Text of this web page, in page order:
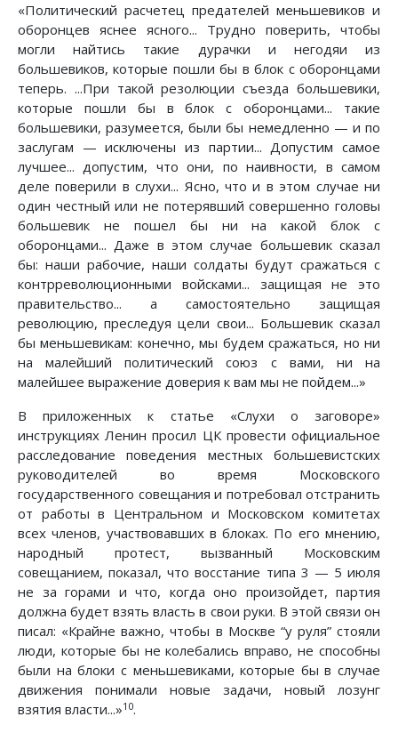
«Политический расчетец предателей меньшевиков и
оборонцев яснее ясного... Трудно поверить, чтобы
могли найтись такие дурачки и негодяи из
большевиков, которые пошли бы в блок с оборонцами
теперь. ...При такой резолюции съезда большевики,
которые пошли бы в блок с оборонцами... такие
большевики, разумеется, были бы немедленно — и по
заслугам — исключены из партии... Допустим самое
лучшее... допустим, что они, по наивности, в самом
деле поверили в слухи... Ясно, что и в этом случае ни
один честный или не потерявший совершенно головы
большевик не пошел бы ни на какой блок с
оборонцами... Даже в этом случае большевик сказал
бы: наши рабочие, наши солдаты будут сражаться с
контрреволюционными войсками... защищая не это
правительство... а самостоятельно защищая
революцию, преследуя цели свои... Большевик сказал
бы меньшевикам: конечно, мы будем сражаться, но ни
на малейший политический союз с вами, ни на
малейшее выражение доверия к вам мы не пойдем...»
В приложенных к статье «Слухи о заговоре»
инструкциях Ленин просил ЦК провести официальное
расследование поведения местных большевистских
руководителей во время Московского
государственного совещания и потребовал отстранить
от работы в Центральном и Московском комитетах
всех членов, участвовавших в блоках. По его мнению,
народный протест, вызванный Московским
совещанием, показал, что восстание типа 3 — 5 июля
не за горами и что, когда оно произойдет, партия
должна будет взять власть в свои руки. В этой связи он
писал: «Крайне важно, чтобы в Москве “у руля” стояли
люди, которые бы не колебались вправо, не способны
были на блоки с меньшевиками, которые бы в случае
движения понимали новые задачи, новый лозунг
взятия власти...»10.